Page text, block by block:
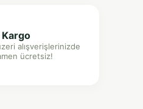
alışverişlerinizde
ücretsiz!